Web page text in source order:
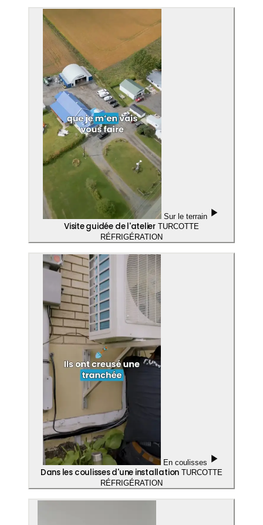
Sur le terrain
Visite guidée de l'atelierTURCOTTE
RÉFRIGÉRATION
En coulisses
Dans les coulisses d'une installation TURCOTTE
RÉFRIGÉRATION